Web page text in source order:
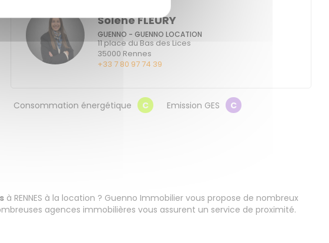
Solène FLEURY
GUENNO - GUENNO LOCATION
11 place du Bas des Lices
35000 Rennes
+33 7 80 97 74 39
Consommation énergétique C Emission GES C
à RENNES à la location ? Guenno Immobilier vous propose de nombreux
agences immobilières vous assurent un service de proximité.